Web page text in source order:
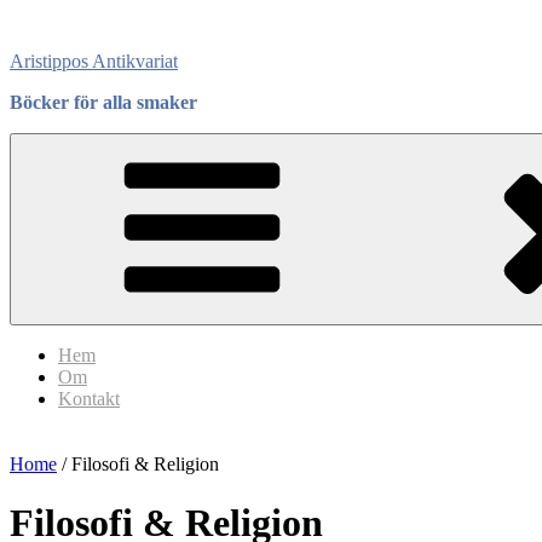
content
Aristippos Antikvariat
Böcker för alla smaker
Hem
Om
Kontakt
Home / Filosofi & Religion
Filosofi & Religion